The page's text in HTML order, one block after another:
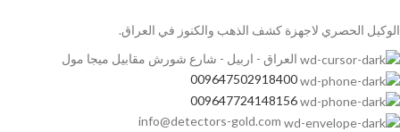
الوكيل الحصري لاجهزة كشف الذهب والكنوز في العراق.
العراق - اربيل - شارع شورش مقابيل ميجا مول
009647502918400
009647724148156
info@detectors-gold.com